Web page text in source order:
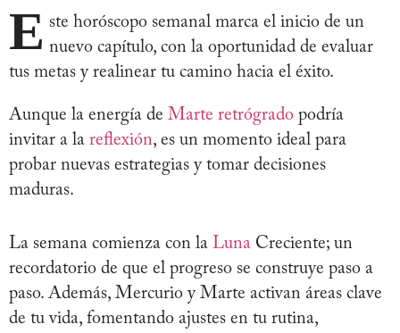
E ste horóscopo semanal marca el inicio de un
nuevo capítulo, con la oportunidad de evaluar
tus metas y realinear tu camino hacia el éxito.
Aunque la energía de Marte retrógrado podría
invitar a la reflexión, es un momento ideal para
probar nuevas estrategias y tomar decisiones
maduras.
La semana comienza con la Luna Creciente; un
recordatorio de que el progreso se construye paso a
paso. Además, Mercurio y Marte activan áreas clave
de tu vida, fomentando ajustes en tu rutina,